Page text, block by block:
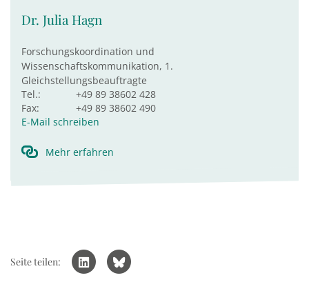
Dr. Julia Hagn
Forschungskoordination und
Wissenschaftskommunikation, 1.
Gleichstellungsbeauftragte
Tel.:
+49 89 38602 428
Fax:
+49 89 38602 490
E-Mail schreiben
Mehr erfahren
Seite teilen: